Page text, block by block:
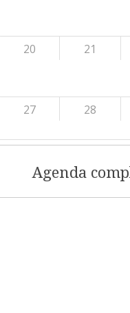
20 21
27 28
Agenda